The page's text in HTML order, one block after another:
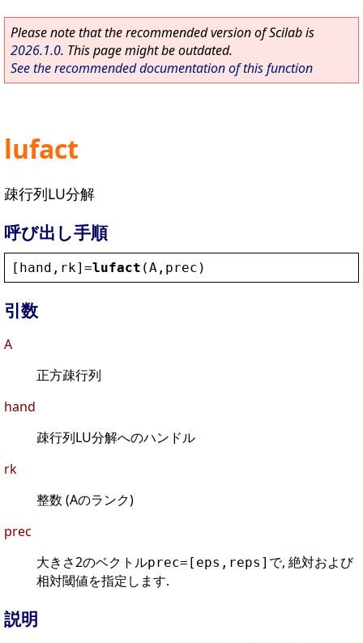
Please note that the recommended version of Scilab is
2026.1.0. This page might be outdated.
See the recommended documentation of this function
lufact
疎行列LU分解
呼び出し手順
[ hand , rk]=lufact (A , prec )
引数
A
正方疎行列
hand
疎行列LU分解へのハンドル
rk
整数 (Aのランク)
prec
大きさ2のベクトルprec=[eps,reps] で, 絶対および
相対閾値を指定します.
説明